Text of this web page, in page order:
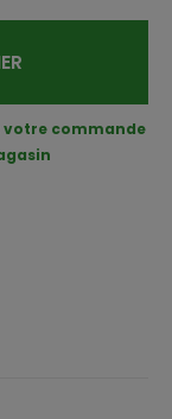
votre commande